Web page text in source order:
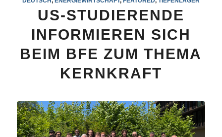
US-STUDIERENDE
INFORMIEREN SICH
BEIM BFE ZUM THEMA
KERNKRAFT